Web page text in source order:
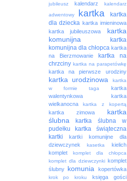
jubileusz
kalendarz
kalendarz
adwentowy
kartka
kartka
dla dziecka kartka imieninowa
kartka jubileuszowa
kartka
komunijna
kartka
komunijna dla chłopca kartka
na Bierzmowanie
kartka na
chrzciny kartka na parapetówkę
kartka na pierwsze urodziny
kartka urodzinowa
kartka
w formie taga
kartka
walentynkowa
kartka
wielkanocna
kartka z kopertą
kartka zimowa
kartka
ślubna
kartka ślubna w
pudełku
kartka świąteczna
kartki
kartki komunijne dla
dziewczynek
kasetka
kielich
komplet
komplet dla chłopca
komplet dla dziewczynki komplet
ślubny
komunia kopertówka
krok po kroku księga gości